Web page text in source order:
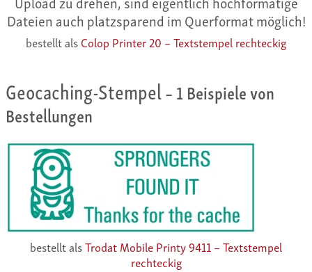
Dateien auch platzsparend im Querformat möglich!
bestellt alsColop Printer 20 – Textstempel rechteckig
Geocaching-Stempel– 1 Beispiele von
Bestellungen
bestellt alsTrodat Mobile Printy 9411 – Textstempel
rechteckig